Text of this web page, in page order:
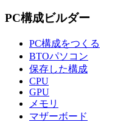
PC構成ビルダー
PC構成をつくる
BTOパソコン
保存した構成
CPU
GPU
メモリ
マザーボード